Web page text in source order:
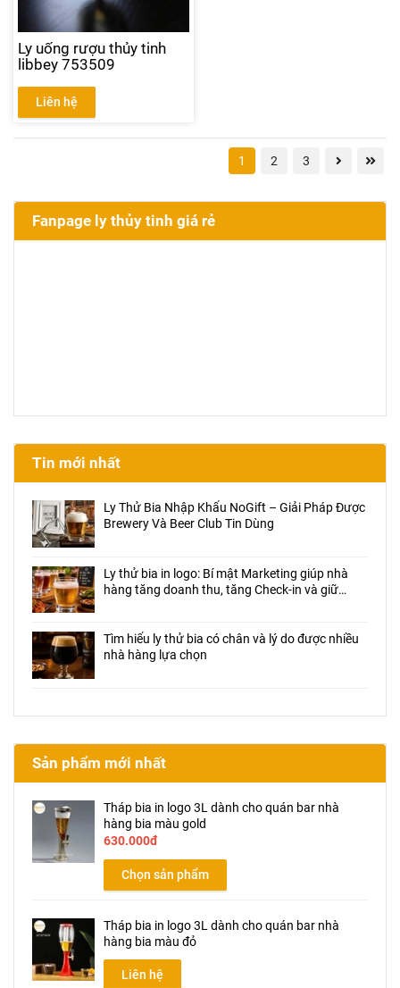
Ly uống rượu thủy tinh
libbey 753509
Liên hệ
1 2 3
Fanpage ly thủy tinh giá rẻ
Tin mới nhất
Ly Thử Bia Nhập Khẩu NoGift – Giải Pháp Được
Brewery Và Beer Club Tin Dùng
Ly thử bia in logo: Bí mật Marketing giúp nhà
hàng tăng doanh thu, tăng Check-in và giữ
Tìm hiểu ly thử bia có chân và lý do được nhiều
nhà hàng lựa chọn
Sản phẩm mới nhất
Tháp bia in logo 3L dành cho quán bar nhà
hàng bia màu gold
630.000đ
Chọn sản phẩm
Tháp bia in logo 3L dành cho quán bar nhà
hàng bia màu đỏ
Liên hệ